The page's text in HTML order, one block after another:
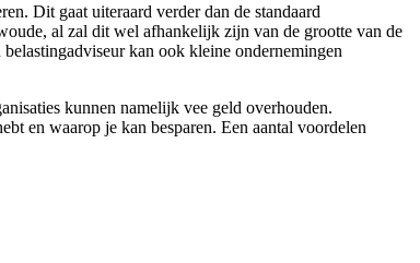
Dit gaat uiteraard verder dan de standaard
al zal dit wel afhankelijk zijn van de grootte van de
kan ook kleine ondernemingen
kunnen namelijk vee geld overhouden.
en waarop je kan besparen. Een aantal voordelen